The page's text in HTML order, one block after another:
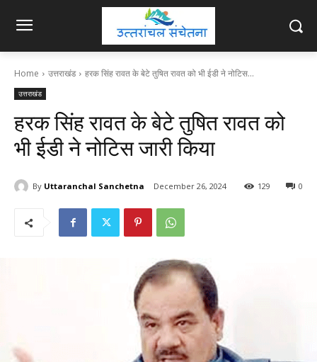
Home उत्तराखंड हरक सिंह रावत के बेटे तुषित रावत को भी ईडी ने नोटिस...
उत्तराखंड
हरक सिंह रावत के बेटे तुषित रावत को
भी ईडी ने नोटिस जारी किया
By Uttaranchal Sanchetna December 26, 2024 0
129